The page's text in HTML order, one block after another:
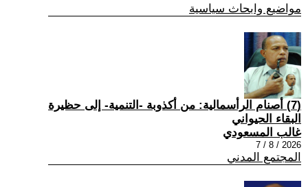
مواضيع وابحاث سياسية
(7) أصنام الرأسمالية: من أكذوبة -التنمية- إلى حظيرة
البقاء الحيواني
غالب المسعودي
2026 / 8 / 7
المجتمع المدني